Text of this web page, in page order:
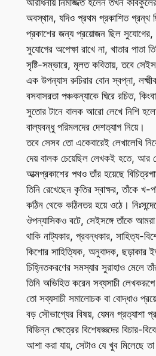
অবস্থান, যদিও প্রথম প্রকাশিত গ্রন্থ
প্রকাশের জন্য প্রয়োজন ছিল
সুযোগের অপেক্ষা রাখে না, খাতার পাতা
সৃষ্টি-সম্ভারে, মূলত কবিতায়, তবে
এক উপন্যাস রুচিরার বোন স্বপ্না,
বসবাসরতা পঞ্চকন্যাকে ঘিরে রচিত,
সুতোর টানে বালক আরো লেখে নিশি হলো
বাল্যবন্ধু পরিমলদের দেশত্যাগ নিয়ে।
তবে সেসব তো একেবারেই লেখালেখি
দেয় বালক চেয়েছিল লেখকই হতে, আর
আত্মপ্রকাশের পথও তাঁর হয়েছে
তিনি রেখেছেন কৃতির স্বাক্ষর, তাঁকে খ-
কঠিন থেকে কঠিনতর হয়ে ওঠে।
ঔপন্যাসিকও বটে, সেইসঙ্গে তাঁকে
থাকি নাট্যকার, প্রবন্ধকার, সাহিত্য-
কিশোর সাহিত্যিক, অনুবাদক, ছড়াকার
চিহ্নিতকরণের সমস্যার সুরাহাও মেলে
তিনি অভিহিত করেন সব্যসাচী
তো সব্যসাচী সমালোচক বা বোদ্ধাও
বড় সৌভাগ্যের বিষয়, যেমন প্রত্যাশা
বিভিন্ন ক্ষেত্রের বিশেষজ্ঞদের বিচার-
আশা করা যায়, সেটাও যে খুব মিলেছে